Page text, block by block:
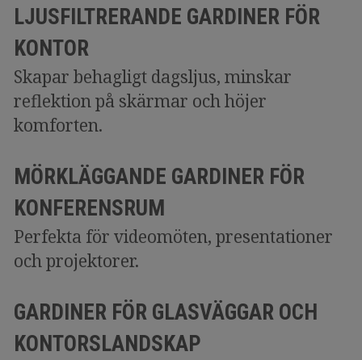
LJUSFILTRERANDE GARDINER FÖR
KONTOR
Skapar behagligt dagsljus, minskar
reflektion på skärmar och höjer
komforten.
MÖRKLÄGGANDE GARDINER FÖR
KONFERENSRUM
Perfekta för videomöten, presentationer
och projektorer.
GARDINER FÖR GLASVÄGGAR OCH
KONTORSLANDSKAP